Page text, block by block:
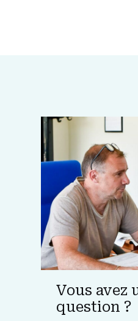
Vous avez
question ?